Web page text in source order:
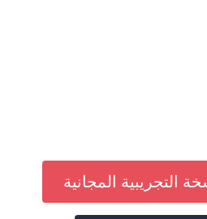
التجريبية المجانية